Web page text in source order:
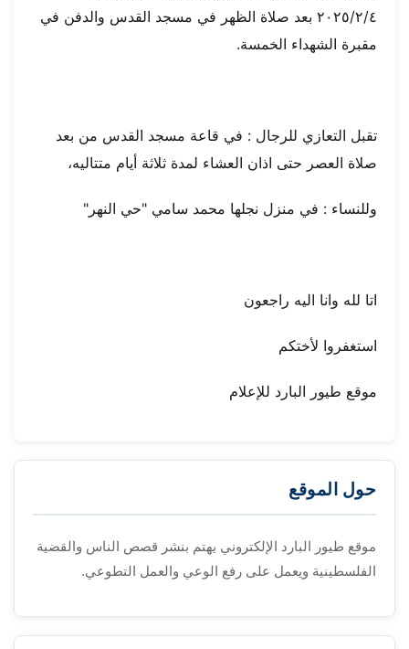
٢٠٢٥/٢/٤ بعد صلاة الظهر في مسجد القدس والدفن في
مقبرة الشهداء الخمسة.
تقبل التعازي للرجال : في قاعة مسجد القدس من بعد
صلاة العصر حتى اذان العشاء لمدة ثلاثة أيام متتاليه،
وللنساء : في منزل نجلها محمد سامي "حي النهر"
اتا لله وانا اليه راجعون
استغفروا لأختكم
موقع طيور البارد للإعلام
حول الموقع
موقع طيور البارد الإلكتروني يهتم بنشر قصص الناس والقضية
الفلسطينية ويعمل على رفع الوعي والعمل التطوعي.